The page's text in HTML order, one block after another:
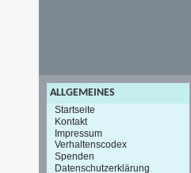
ALLGEMEINES
Startseite
Kontakt
Impressum
Verhaltenscodex
Spenden
Datenschutzerklärung